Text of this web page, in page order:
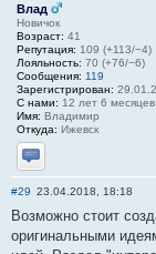
Влад
Новичок
Возраст: 41
Репутация: 109 (+113/−4)
Лояльность: 70 (+76/−6)
Сообщения: 119
Зарегистрирован:
С нами: 12 лет 6 месяцев
Имя: Владимир
Откуда: Ижевск
Отправить
#29 23.04.2018, 18:18
Возможно стоит
оригинальными